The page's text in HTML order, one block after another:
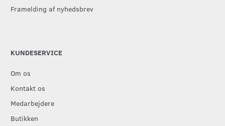
Framelding af nyhedsbrev
KUNDESERVICE
Om os
Kontakt os
Medarbejdere
Butikken